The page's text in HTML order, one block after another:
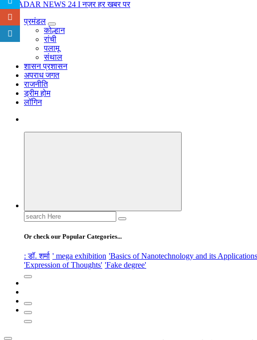
नज़र हर खबर पर
प्रमंडल
कोल्हान
रांची
पलामू
संथाल
शासन प्रशासन
अपराध जगत
राजनीति
ड्रीम होम
लॉगिन
Search
for:
Or check our Popular Categories...
: डॉ. शर्मा ' mega exhibition 'Basics of Nanotechnology and its
'Expression of Thoughts' 'Fake degree'